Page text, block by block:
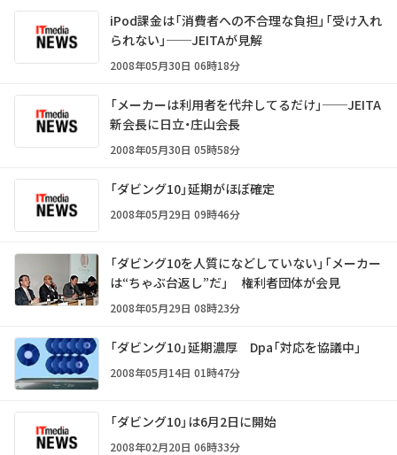
iPod課金は「消費者への不合理な負担」「受け入れ
られない」──JEITAが見解
2008年05月30日 06時18分
「メーカーは利用者を代弁してるだけ」──JEITA
新会長に日立・庄山会長
2008年05月30日 05時58分
「ダビング10」延期がほぼ確定
2008年05月29日 09時46分
「ダビング10を人質になどしていない」「メーカー
は“ちゃぶ台返し”だ」 権利者団体が会見
2008年05月29日 08時23分
「ダビング10」延期濃厚 Dpa「対応を協議中」
2008年05月14日 01時47分
「ダビング10」は6月2日に開始
2008年02月20日 06時33分